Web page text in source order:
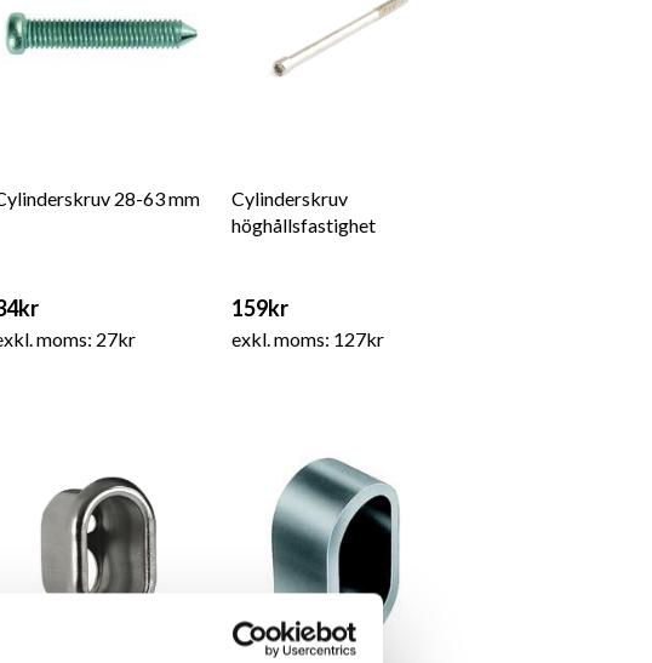
28-63 mm
moms: 27kr
Cylinderskruv
höghållsfastighet
159kr
exkl. moms: 127kr